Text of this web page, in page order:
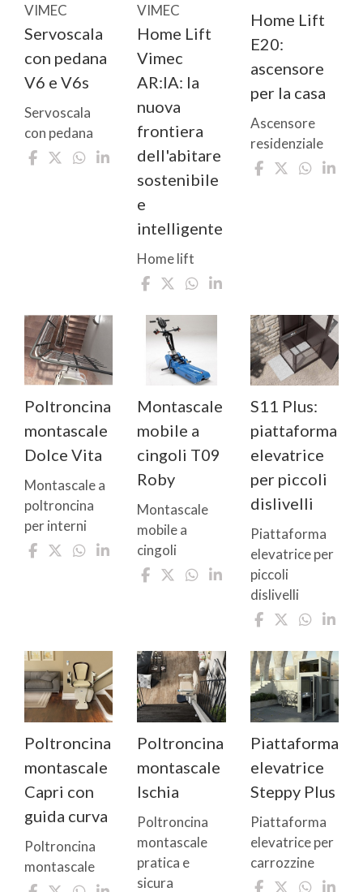
VIMEC
Servoscala
con pedana
V6 e V6s
Servoscala
con pedana
VIMEC
Home Lift
Vimec
AR:IA: la
nuova
frontiera
dell'abitare
sostenibile
e
intelligente
Home lift
Home Lift
E20:
ascensore
per la casa
Ascensore
residenziale
Poltroncina
montascale
Dolce Vita
Montascale a
poltroncina
per interni
Montascale
mobile a
cingoli T09
Roby
Montascale
mobile a
cingoli
S11 Plus:
piattaforma
elevatrice
per piccoli
dislivelli
Piattaforma
elevatrice per
piccoli
dislivelli
Poltroncina
montascale
Capri con
guida curva
Poltroncina
montascale
Poltroncina
montascale
Ischia
Poltroncina
montascale
pratica e
sicura
Piattaforma
elevatrice
Steppy Plus
Piattaforma
elevatrice per
carrozzine